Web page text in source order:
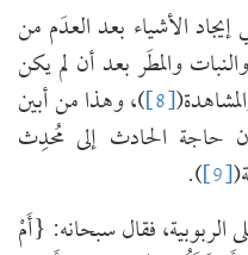
الأشياء بعد العدَم من
والمطَر بعد أن لم يكن
[8] )، وهذا من أبين
حاجة الحادث إلى مُحدِث
[9]
).
الربوبية، فقال سبحانه: {أَمْ